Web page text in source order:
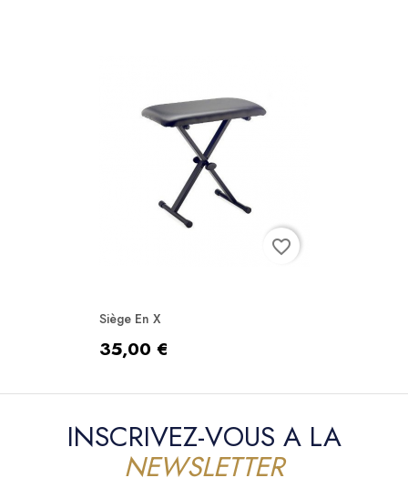
Siège En X
Prix
35,00 €
favorite_border
INSCRIVEZ-VOUS A LA
NEWSLETTER